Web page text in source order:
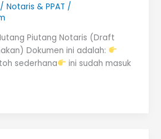
/ Notaris & PPAT /
Piutang Notaris (Draft
Dokumen ini adalah:
sederhana
ini sudah masuk